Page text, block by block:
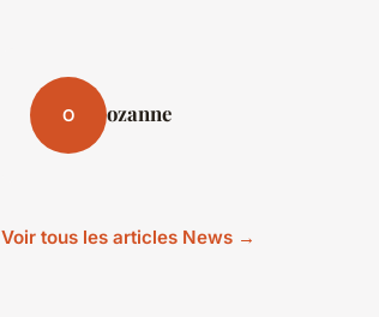
O ozanne
Voir tous les articles News →